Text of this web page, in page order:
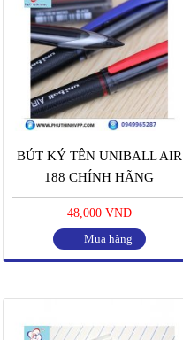
BÚT KÝ TÊN UNIBALL AIR
188 CHÍNH HÃNG
48,000 VND
Mua hàng